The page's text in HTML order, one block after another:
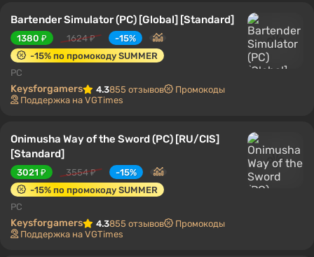
Bartender Simulator (PC) [Global] [Standard]
1380 ₽ 1624 ₽
-15%
-15% по промокоду SUMMER
PC
Keysforgamers 4.3855 отзывов
Промокоды
Поддержка на VGTimes
Onimusha Way of the Sword (PC) [RU/CIS]
[Standard]
3021 ₽ 3554 ₽
-15%
-15% по промокоду SUMMER
PC
Keysforgamers 4.3855 отзывов
Промокоды
Поддержка на VGTimes